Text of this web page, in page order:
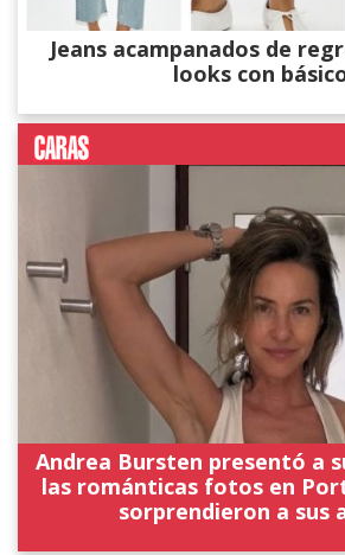
Jeans acampanados de
looks con
Andrea Bursten presentó a
las románticas fotos en
sorprendieron a sus